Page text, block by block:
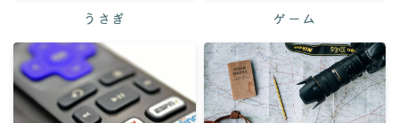
冬対策
夏対策
迎えた後
迎える前
うさぎ ゲーム